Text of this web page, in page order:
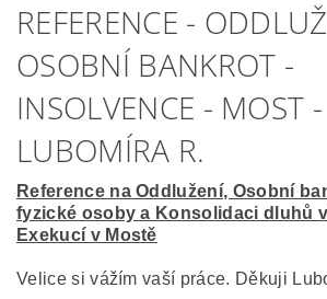
REFERENCE -
OSOBNÍ BANKROT -
INSOLVENCE - MOST -
LUBOMÍRA R.
Reference na Oddlužení, Osobní
fyzické osoby a Konsolidaci dluhů
Exekucí v Mostě
Velice si vážím vaší práce. Děkuji